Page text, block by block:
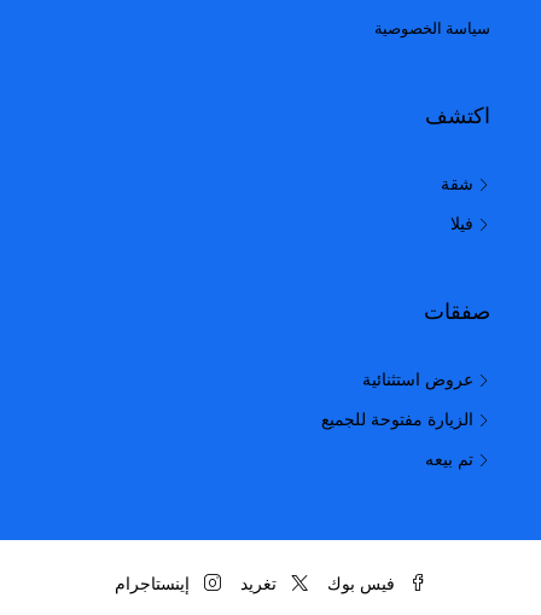
سياسة الخصوصية
اكتشف
شقة
فيلا
صفقات
عروض استثنائية
الزيارة مفتوحة للجميع
تم بيعه
فيس بوك تغريد إينستاجرام